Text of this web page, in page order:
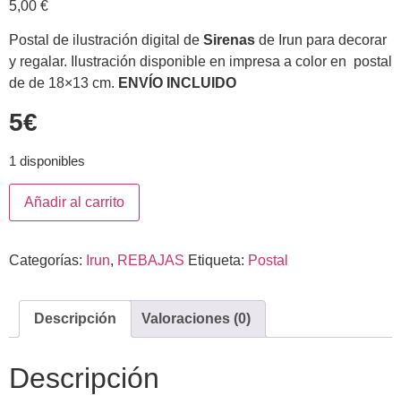
5,00 €
Postal de ilustración digital de Sirenas de Irun para decorar
y regalar. Ilustración disponible en impresa a color en postal
de de 18×13 cm. ENVÍO INCLUIDO
5€
1 disponibles
Añadir al carrito
Categorías: Irun, REBAJAS Etiqueta: Postal
Descripción Valoraciones (0)
Descripción